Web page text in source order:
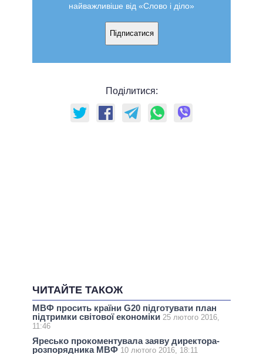
найважливіше від «Слово і діло»
Підписатися
Поділитися:
ЧИТАЙТЕ ТАКОЖ
МВФ просить країни G20 підготувати план
підтримки світової економіки 25 лютого 2016,
11:46
Яресько прокоментувала заяву директора-
розпорядника МВФ 10 лютого 2016, 18:11